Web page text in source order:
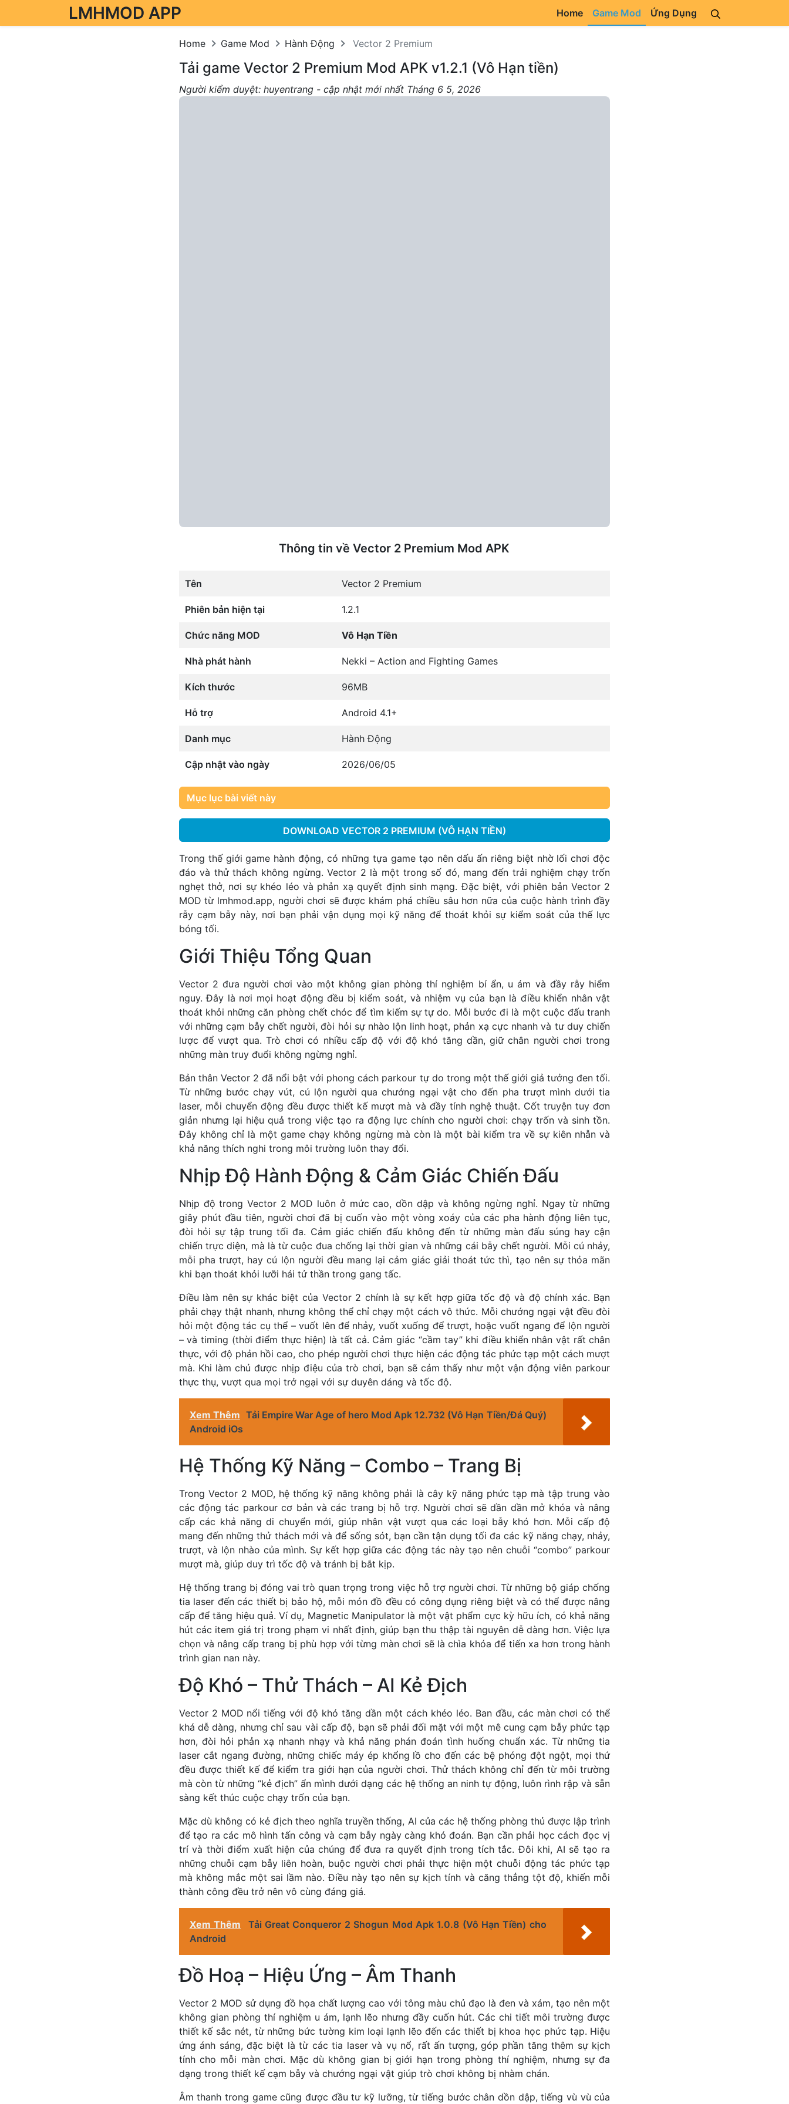
LMHMOD APP Home Game Mod Ứng Dụng
Home Game Mod Hành Động Vector 2 Premium
Tải game Vector 2 Premium Mod APK v1.2.1 (Vô Hạn tiền)
Người kiểm duyệt: huyentrang - cập nhật mới nhất Tháng 6 5, 2026
Thông tin về Vector 2 Premium Mod APK
Tên Vector 2 Premium
Phiên bản hiện tại 1.2.1
Chức năng MOD Vô Hạn Tiền
Nhà phát hành Nekki – Action and Fighting Games
Kích thước 96MB
Hỗ trợ Android 4.1+
Danh mục Hành Động
Cập nhật vào ngày 2026/06/05
Mục lục bài viết này
DOWNLOAD VECTOR 2 PREMIUM (VÔ HẠN TIỀN)
Trong thế giới game hành động, có những tựa game tạo nên dấu ấn riêng biệt nhờ lối chơi độc
đáo và thử thách không ngừng. Vector 2 là một trong số đó, mang đến trải nghiệm chạy trốn
nghẹt thở, nơi sự khéo léo và phản xạ quyết định sinh mạng. Đặc biệt, với phiên bản Vector 2
MOD từ lmhmod.app, người chơi sẽ được khám phá chiều sâu hơn nữa của cuộc hành trình đầy
rẫy cạm bẫy này, nơi bạn phải vận dụng mọi kỹ năng để thoát khỏi sự kiểm soát của thế lực
bóng tối.
Giới Thiệu Tổng Quan
Vector 2 đưa người chơi vào một không gian phòng thí nghiệm bí ẩn, u ám và đầy rẫy hiểm
nguy. Đây là nơi mọi hoạt động đều bị kiểm soát, và nhiệm vụ của bạn là điều khiển nhân vật
thoát khỏi những căn phòng chết chóc để tìm kiếm sự tự do. Mỗi bước đi là một cuộc đấu tranh
với những cạm bẫy chết người, đòi hỏi sự nhào lộn linh hoạt, phản xạ cực nhanh và tư duy chiến
lược để vượt qua. Trò chơi có nhiều cấp độ với độ khó tăng dần, giữ chân người chơi trong
những màn truy đuổi không ngừng nghỉ.
Bản thân Vector 2 đã nổi bật với phong cách parkour tự do trong một thế giới giả tưởng đen tối.
Từ những bước chạy vút, cú lộn người qua chướng ngại vật cho đến pha trượt mình dưới tia
laser, mỗi chuyển động đều được thiết kế mượt mà và đầy tính nghệ thuật. Cốt truyện tuy đơn
giản nhưng lại hiệu quả trong việc tạo ra động lực chính cho người chơi: chạy trốn và sinh tồn.
Đây không chỉ là một game chạy không ngừng mà còn là một bài kiểm tra về sự kiên nhẫn và
khả năng thích nghi trong môi trường luôn thay đổi.
Nhịp Độ Hành Động & Cảm Giác Chiến Đấu
Nhịp độ trong Vector 2 MOD luôn ở mức cao, dồn dập và không ngừng nghỉ. Ngay từ những
giây phút đầu tiên, người chơi đã bị cuốn vào một vòng xoáy của các pha hành động liên tục,
đòi hỏi sự tập trung tối đa. Cảm giác chiến đấu không đến từ những màn đấu súng hay cận
chiến trực diện, mà là từ cuộc đua chống lại thời gian và những cái bẫy chết người. Mỗi cú nhảy,
mỗi pha trượt, hay cú lộn người đều mang lại cảm giác giải thoát tức thì, tạo nên sự thỏa mãn
khi bạn thoát khỏi lưỡi hái tử thần trong gang tấc.
Điều làm nên sự khác biệt của Vector 2 chính là sự kết hợp giữa tốc độ và độ chính xác. Bạn
phải chạy thật nhanh, nhưng không thể chỉ chạy một cách vô thức. Mỗi chướng ngại vật đều đòi
hỏi một động tác cụ thể – vuốt lên để nhảy, vuốt xuống để trượt, hoặc vuốt ngang để lộn người
– và timing (thời điểm thực hiện) là tất cả. Cảm giác “cầm tay” khi điều khiển nhân vật rất chân
thực, với độ phản hồi cao, cho phép người chơi thực hiện các động tác phức tạp một cách mượt
mà. Khi làm chủ được nhịp điệu của trò chơi, bạn sẽ cảm thấy như một vận động viên parkour
thực thụ, vượt qua mọi trở ngại với sự duyên dáng và tốc độ.
Xem Thêm Tải Empire War Age of hero Mod Apk 12.732 (Vô Hạn Tiền/Đá Quý)
Android iOs
Hệ Thống Kỹ Năng – Combo – Trang Bị
Trong Vector 2 MOD, hệ thống kỹ năng không phải là cây kỹ năng phức tạp mà tập trung vào
các động tác parkour cơ bản và các trang bị hỗ trợ. Người chơi sẽ dần dần mở khóa và nâng
cấp các khả năng di chuyển mới, giúp nhân vật vượt qua các loại bẫy khó hơn. Mỗi cấp độ
mang đến những thử thách mới và để sống sót, bạn cần tận dụng tối đa các kỹ năng chạy, nhảy,
trượt, và lộn nhào của mình. Sự kết hợp giữa các động tác này tạo nên chuỗi “combo” parkour
mượt mà, giúp duy trì tốc độ và tránh bị bắt kịp.
Hệ thống trang bị đóng vai trò quan trọng trong việc hỗ trợ người chơi. Từ những bộ giáp chống
tia laser đến các thiết bị bảo hộ, mỗi món đồ đều có công dụng riêng biệt và có thể được nâng
cấp để tăng hiệu quả. Ví dụ, Magnetic Manipulator là một vật phẩm cực kỳ hữu ích, có khả năng
hút các item giá trị trong phạm vi nhất định, giúp bạn thu thập tài nguyên dễ dàng hơn. Việc lựa
chọn và nâng cấp trang bị phù hợp với từng màn chơi sẽ là chìa khóa để tiến xa hơn trong hành
trình gian nan này.
Độ Khó – Thử Thách – AI Kẻ Địch
Vector 2 MOD nổi tiếng với độ khó tăng dần một cách khéo léo. Ban đầu, các màn chơi có thể
khá dễ dàng, nhưng chỉ sau vài cấp độ, bạn sẽ phải đối mặt với một mê cung cạm bẫy phức tạp
hơn, đòi hỏi phản xạ nhanh nhạy và khả năng phán đoán tình huống chuẩn xác. Từ những tia
laser cắt ngang đường, những chiếc máy ép khổng lồ cho đến các bệ phóng đột ngột, mọi thứ
đều được thiết kế để kiểm tra giới hạn của người chơi. Thử thách không chỉ đến từ môi trường
mà còn từ những “kẻ địch” ẩn mình dưới dạng các hệ thống an ninh tự động, luôn rình rập và sẵn
sàng kết thúc cuộc chạy trốn của bạn.
Mặc dù không có kẻ địch theo nghĩa truyền thống, AI của các hệ thống phòng thủ được lập trình
để tạo ra các mô hình tấn công và cạm bẫy ngày càng khó đoán. Bạn cần phải học cách đọc vị
trí và thời điểm xuất hiện của chúng để đưa ra quyết định trong tích tắc. Đôi khi, AI sẽ tạo ra
những chuỗi cạm bẫy liên hoàn, buộc người chơi phải thực hiện một chuỗi động tác phức tạp
mà không mắc một sai lầm nào. Điều này tạo nên sự kịch tính và căng thẳng tột độ, khiến mỗi
thành công đều trở nên vô cùng đáng giá.
Xem Thêm
Tải Great Conqueror 2 Shogun Mod Apk 1.0.8 (Vô Hạn Tiền) cho
Android
Đồ Hoạ – Hiệu Ứng – Âm Thanh
Vector 2 MOD sử dụng đồ họa chất lượng cao với tông màu chủ đạo là đen và xám, tạo nên một
không gian phòng thí nghiệm u ám, lạnh lẽo nhưng đầy cuốn hút. Các chi tiết môi trường được
thiết kế sắc nét, từ những bức tường kim loại lạnh lẽo đến các thiết bị khoa học phức tạp. Hiệu
ứng ánh sáng, đặc biệt là từ các tia laser và vụ nổ, rất ấn tượng, góp phần tăng thêm sự kịch
tính cho mỗi màn chơi. Mặc dù không gian bị giới hạn trong phòng thí nghiệm, nhưng sự đa
dạng trong thiết kế cạm bẫy và chướng ngại vật giúp trò chơi không bị nhàm chán.
Âm thanh trong game cũng được đầu tư kỹ lưỡng, từ tiếng bước chân dồn dập, tiếng vù vù của